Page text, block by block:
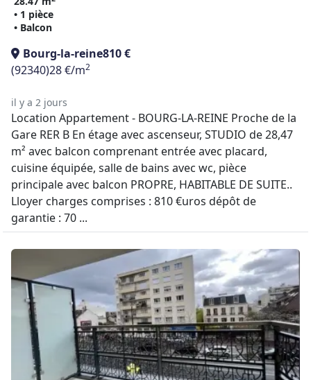
• 1 pièce
• Balcon
Bourg-la-reine810 €
(92340)28 €/m2
il y a 2 jours
Location Appartement - BOURG-LA-REINE Proche de la
Gare RER B En étage avec ascenseur, STUDIO de 28,47
m² avec balcon comprenant entrée avec placard,
cuisine équipée, salle de bains avec wc, pièce
principale avec balcon PROPRE, HABITABLE DE SUITE..
Lloyer charges comprises : 810 €uros dépôt de
garantie : 70 ...